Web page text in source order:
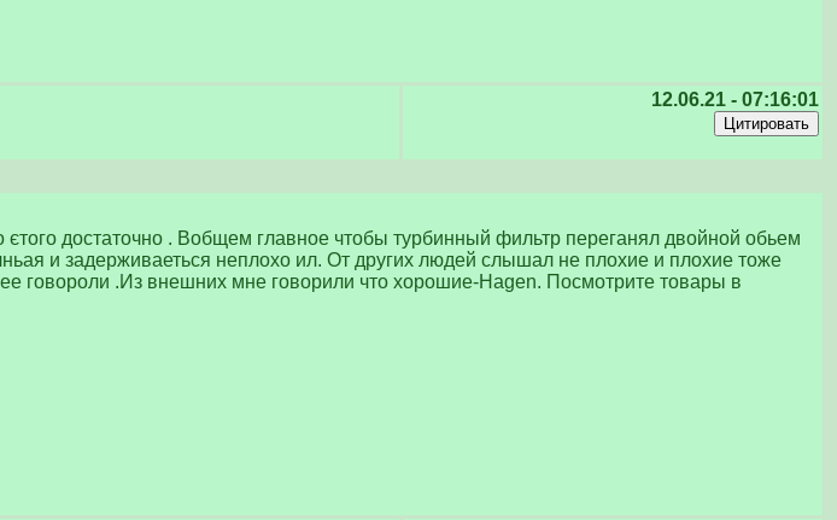
12.06.21 - 07:16:01
достаточно . Вобщем главное чтобы турбинный фильтр переганял двойной обьем
и задерживаеться неплохо ил. От других людей слышал не плохие и плохие тоже
говороли .Из внешних мне говорили что хорошие-Hagen. Посмотрите товары в